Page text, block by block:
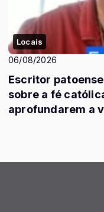
Locais
06/08/2026
Escritor
sobre a fé
aprofundarem a